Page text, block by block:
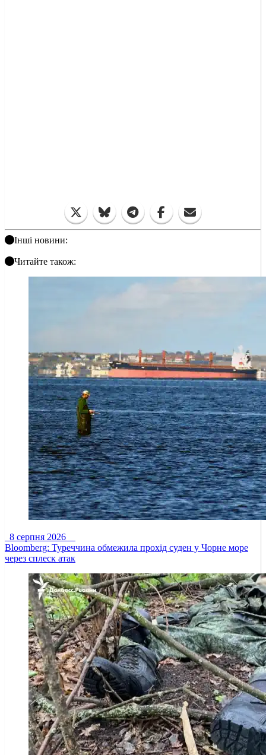
Інші новини:
Читайте також:
8 серпня 2026
Bloomberg: Туреччина обмежила прохід суден у Чорне море
через сплеск атак